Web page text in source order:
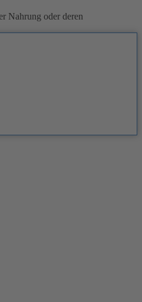
Nahrung oder deren